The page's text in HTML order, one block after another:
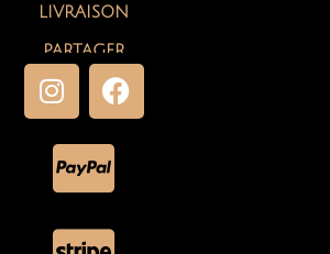
LIVRAISON
PARTAGER